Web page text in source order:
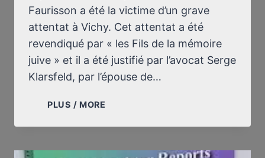
Faurisson a été la victime d’un grave
attentat à Vichy. Cet attentat a été
revendiqué par « les Fils de la mémoire
juive » et il a été justifié par l’avocat Serge
Klarsfeld, par l’épouse de…
PLUS / MORE